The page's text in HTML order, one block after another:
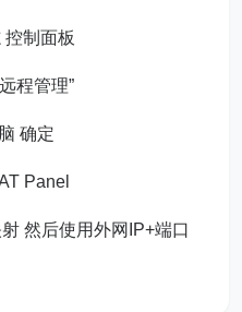
制面板
程管理”
确定
Panel
然后使用外网IP+端口